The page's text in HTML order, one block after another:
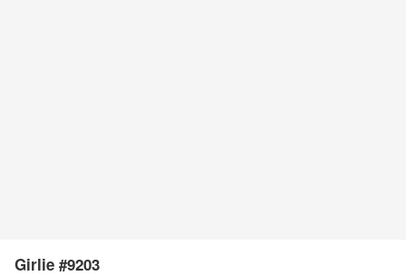
Girlie #9203